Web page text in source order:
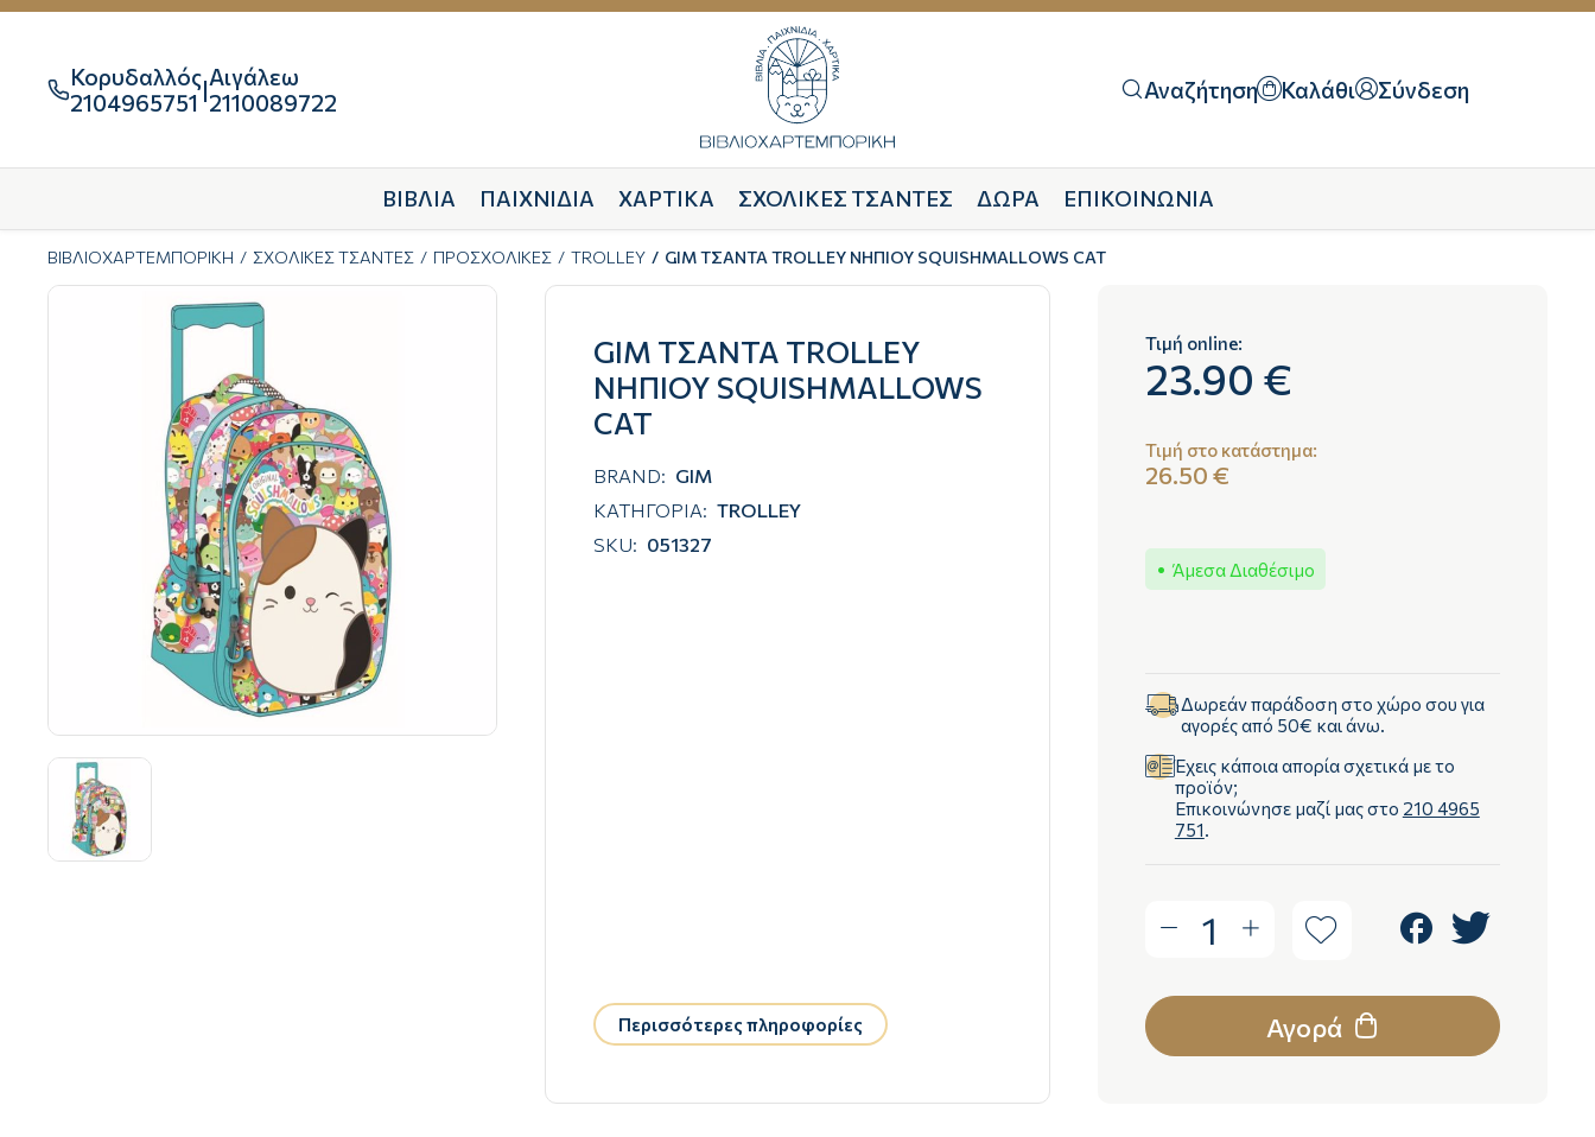
Κορυδαλλός
2104965751 |Αιγάλεω
2110089722
Αναζήτηση Καλάθι Σύνδεση
ΒΙΒΛΙΑ ΠΑΙΧΝΙΔΙΑ ΧΑΡΤΙΚΑ ΣΧΟΛΙΚΕΣ ΤΣΑΝΤΕΣ ΔΩΡΑ ΕΠΙΚΟΙΝΩΝΙΑ
ΒΙΒΛΙΟΧΑΡΤΕΜΠΟΡΙΚΗ ΣΧΟΛΙΚΕΣ ΤΣΑΝΤΕΣ ΠΡΟΣΧΟΛΙΚΕΣ TROLLEY GIM ΤΣΑΝΤΑ TROLLEY ΝΗΠΙΟΥ SQUISHMALLOWS CAT
GIM ΤΣΑΝΤΑ TROLLEY
ΝΗΠΙΟΥ SQUISHMALLOWS
CAT
BRAND: GIM
ΚΑΤΗΓΟΡΙΑ: TROLLEY
SKU: 051327
Περισσότερες πληροφορίες
Τιμή online:
23.90 €
Τιμή στο κατάστημα:
26.50 €
Άμεσα Διαθέσιμο
Δωρεάν παράδοση στο χώρο σου για
αγορές από 50€ και άνω.
Έχεις κάποια απορία σχετικά με το
προϊόν;
Επικοινώνησε μαζί μας στο 210 4965
751
1
Αγορά